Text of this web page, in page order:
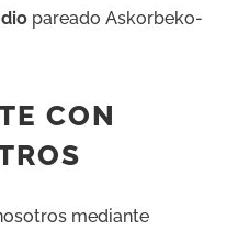
pareado Askorbeko-
CON
mediante